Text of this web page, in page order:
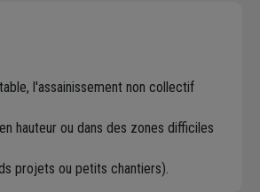
l'assainissement non collectif
hauteur ou dans des zones difficiles
projets ou petits chantiers).